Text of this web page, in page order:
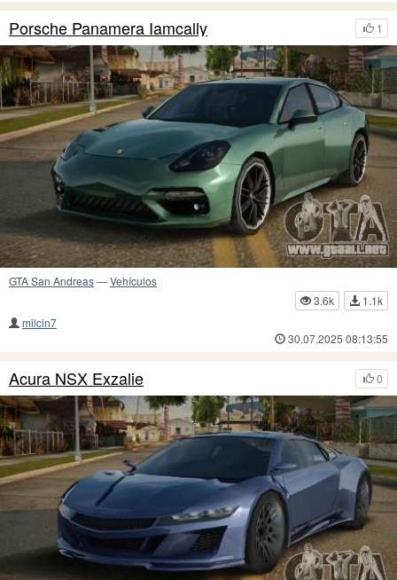
1
Porsche Panamera Iamcally
GTA San Andreas—Vehículos
3.6k
1.1k
milcin7
30.07.2025 08:13:55
0
Acura NSX Exzalie